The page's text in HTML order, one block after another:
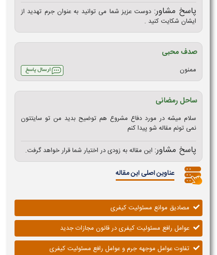
پاسخ مشاور: دوست عزیز شما می توانید به عنوان جرم تهدید از
ایشان شکایت کنید .
صدف محبی
ممنون
ساحل رمضانی
سلام میشه در مورد دفاع مشروع هم توضیح بدید من تو سایتتون
نمی تونم مقاله شو پیدا کنم
پاسخ مشاور: این مقاله به زودی در اختیار شما قرار خواهد گرفت.
عناوین اصلی این مقاله
مصادیق موانع مسئولیت کیفری
عوامل رافع مسئولیت کیفری در قانون مجازات جدید
تفاوت عوامل موجهه جرم و عوامل رافع مسئولیت کیفری